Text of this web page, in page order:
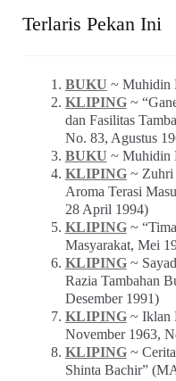
Terlaris Pekan Ini
BUKU ~ Muhidin
KLIPING~
dan Fasilitas
No. 83, Agustus
BUKU ~ Muhidin
KLIPING~ Zuhri
Aroma Terasi
28 April 1994)
KLIPING~
Masyarakat, Mei
KLIPING~
Razia Tambahan
Desember 1991)
KLIPING~ Iklan
November 1963,
KLIPING~
Shinta Bachir”